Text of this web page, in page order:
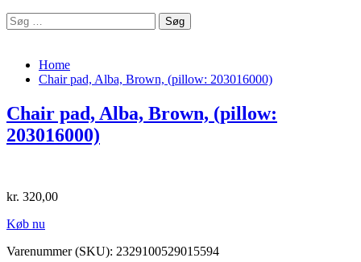
Søg
efter:
Home
Chair pad, Alba, Brown, (pillow: 203016000)
Chair pad, Alba, Brown, (pillow:
203016000)
kr. 320,00
Køb nu
Varenummer (SKU): 2329100529015594